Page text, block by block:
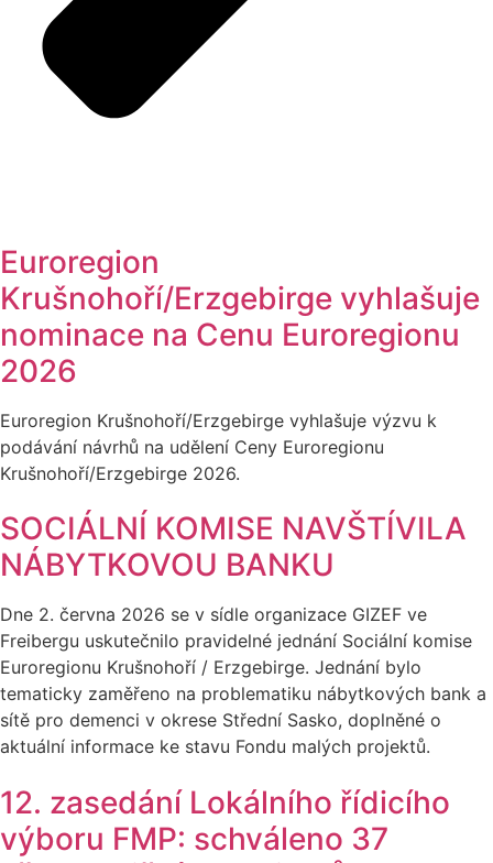
Euroregion
Krušnohoří/Erzgebirge vyhlašuje
nominace na Cenu Euroregionu
2026
Euroregion Krušnohoří/Erzgebirge vyhlašuje výzvu k
podávání návrhů na udělení Ceny Euroregionu
Krušnohoří/Erzgebirge 2026.
SOCIÁLNÍ KOMISE NAVŠTÍVILA
NÁBYTKOVOU BANKU
Dne 2. června 2026 se v sídle organizace GIZEF ve
Freibergu uskutečnilo pravidelné jednání Sociální komise
Euroregionu Krušnohoří / Erzgebirge. Jednání bylo
tematicky zaměřeno na problematiku nábytkových bank a
sítě pro demenci v okrese Střední Sasko, doplněné o
aktuální informace ke stavu Fondu malých projektů.
12. zasedání Lokálního řídicího
výboru FMP: schváleno 37